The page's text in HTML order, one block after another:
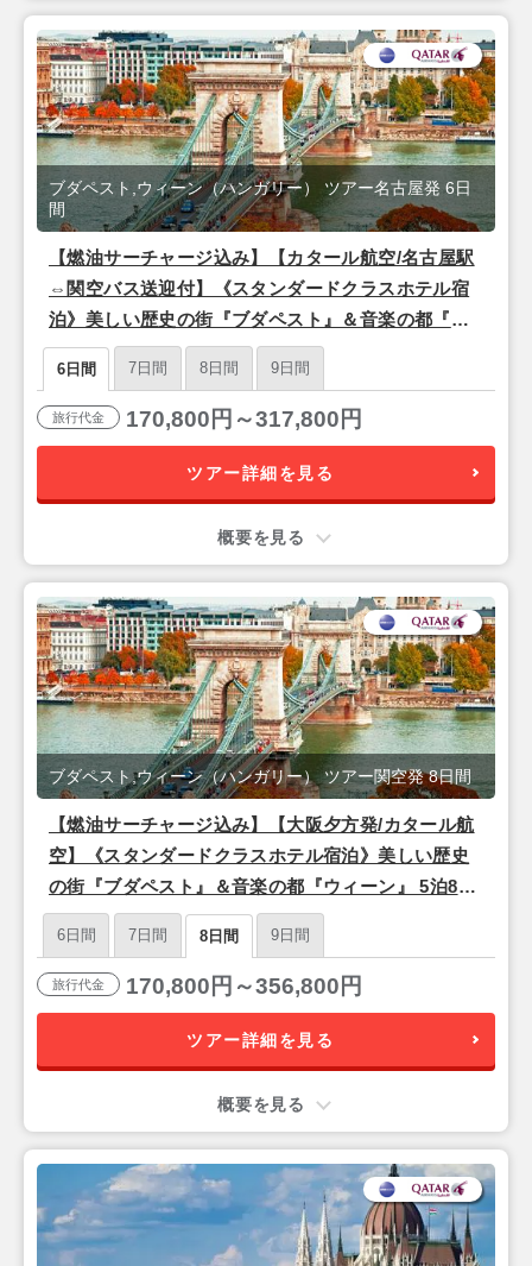
【燃油サーチャージ込み】【カタール航空/名古屋駅
⇔関空バス送迎付】《スタンダードクラスホテル宿
泊》美しい歴史の街『ブダペスト』＆音楽の都『ウ
ィーン』 3泊6日 朝食付きフリープラン
ブダペスト,ウィーン（ハンガリー） ツアー名古屋発 6日
間
6日間 7日間 8日間 9日間
旅行代金 170,800円～317,800円
ツアー詳細を見る
概要を見る
【燃油サーチャージ込み】【大阪夕方発/カタール航
空】《スタンダードクラスホテル宿泊》美しい歴史
の街『ブダペスト』＆音楽の都『ウィーン』 5泊8日
朝食付きフリープラン
ブダペスト,ウィーン（ハンガリー） ツアー関空発 8日間
6日間 7日間 8日間 9日間
旅行代金 170,800円～356,800円
ツアー詳細を見る
概要を見る